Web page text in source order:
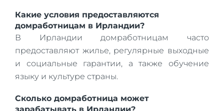
Какие условия предоставляются
домработницам в Ирландии?
В Ирландии домработницам часто
предоставляют жилье, регулярные выходные
и социальные гарантии, а также обучение
языку и культуре страны.
Сколько домработница может